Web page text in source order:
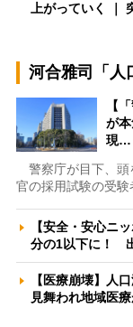
上がっていく ｜
河合雅司「人
【
が
現…
警察庁が目下、頭
官の採用試験の受
【安全・安心ニ
分の1以下に！
【医療崩壊】人
見舞われ地域医